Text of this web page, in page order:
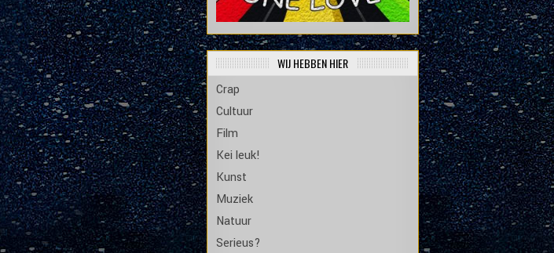
WIJ HEBBEN HIER
Crap
Cultuur
Film
Kei leuk!
Kunst
Muziek
Natuur
Serieus?